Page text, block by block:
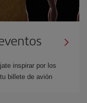
inspirar por los
billete de avión